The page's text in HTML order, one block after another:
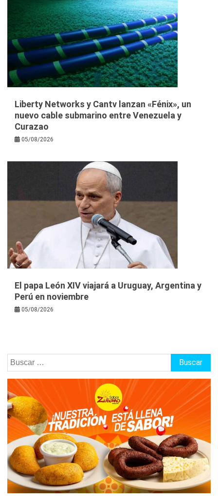
Liberty Networks y Cantv lanzan «Fénix», un
nuevo cable submarino entre Venezuela y
Curazao
05/08/2026
El papa León XIV viajará a Uruguay, Argentina y
Perú en noviembre
05/08/2026
Buscar: